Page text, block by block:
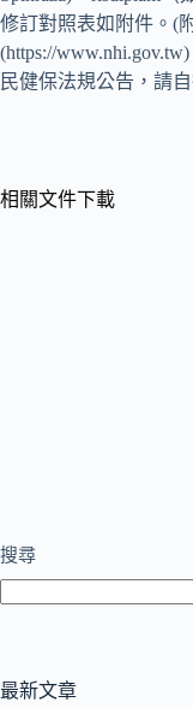
修訂對照表如附件。(
(https://
民健保法規公告，請
相關文件下載
搜尋
最新文章